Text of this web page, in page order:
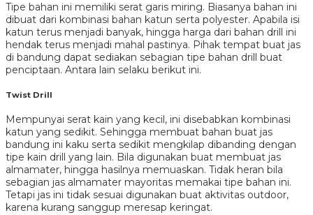
Tipe bahan ini memiliki serat garis miring. Biasanya bahan ini
dibuat dari kombinasi bahan katun serta polyester. Apabila isi
katun terus menjadi banyak, hingga harga dari bahan drill ini
hendak terus menjadi mahal pastinya. Pihak tempat buat jas
di bandung dapat sediakan sebagian tipe bahan drill buat
penciptaan. Antara lain selaku berikut ini.
Twist Drill
Mempunyai serat kain yang kecil, ini disebabkan kombinasi
katun yang sedikit. Sehingga membuat bahan buat jas
bandung ini kaku serta sedikit mengkilap dibanding dengan
tipe kain drill yang lain. Bila digunakan buat membuat jas
almamater, hingga hasilnya memuaskan. Tidak heran bila
sebagian jas almamater mayoritas memakai tipe bahan ini.
Tetapi jas ini tidak sesuai digunakan buat aktivitas outdoor,
karena kurang sanggup meresap keringat.